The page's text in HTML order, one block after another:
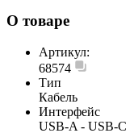
О товаре
Артикул:
68574
Тип
Кабель
Интерфейс
USB-A - USB-C